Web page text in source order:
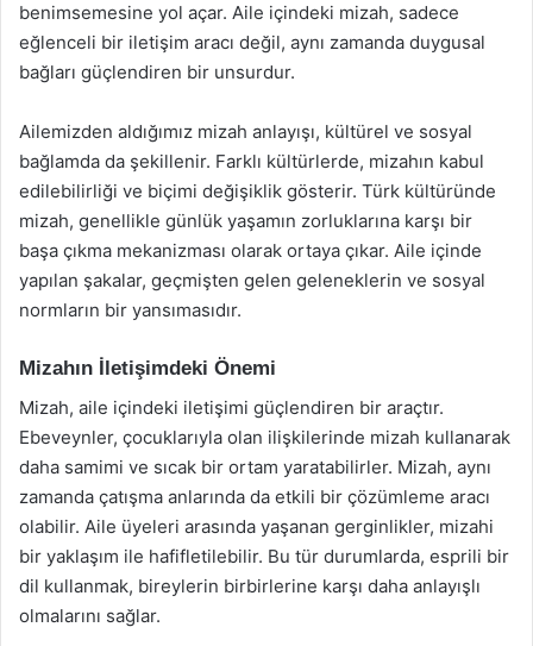
benimsemesine yol açar. Aile içindeki mizah, sadece
eğlenceli bir iletişim aracı değil, aynı zamanda duygusal
bağları güçlendiren bir unsurdur.
Ailemizden aldığımız mizah anlayışı, kültürel ve sosyal
bağlamda da şekillenir. Farklı kültürlerde, mizahın kabul
edilebilirliği ve biçimi değişiklik gösterir. Türk kültüründe
mizah, genellikle günlük yaşamın zorluklarına karşı bir
başa çıkma mekanizması olarak ortaya çıkar. Aile içinde
yapılan şakalar, geçmişten gelen geleneklerin ve sosyal
normların bir yansımasıdır.
Mizahın İletişimdeki Önemi
Mizah, aile içindeki iletişimi güçlendiren bir araçtır.
Ebeveynler, çocuklarıyla olan ilişkilerinde mizah kullanarak
daha samimi ve sıcak bir ortam yaratabilirler. Mizah, aynı
zamanda çatışma anlarında da etkili bir çözümleme aracı
olabilir. Aile üyeleri arasında yaşanan gerginlikler, mizahi
bir yaklaşım ile hafifletilebilir. Bu tür durumlarda, esprili bir
dil kullanmak, bireylerin birbirlerine karşı daha anlayışlı
olmalarını sağlar.